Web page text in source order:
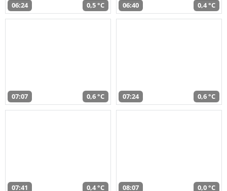
06:24 0,5 °C 06:40 0,4 °C
07:07 0,6 °C 07:24 0,6 °C
07:41 0,4 °C 08:07 0,0 °C